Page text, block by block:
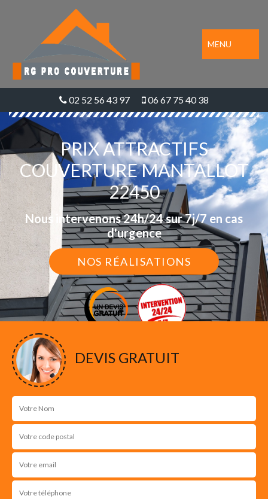
MENU
02 52 56 43 97 06 67 75 40 38
PRIX ATTRACTIFS
COUVERTURE MANTALLOT
22450
Nous intervenons 24h/24 sur 7j/7 en cas
d'urgence
NOS RÉALISATIONS
DEVIS GRATUIT